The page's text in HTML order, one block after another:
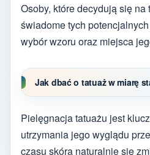
Osoby, które decydują się
świadome tych
wybór wzoru oraz miejsca
Jak dbać o tatuaż w miarę
Pielęgnacja tatuażu jest
utrzymania jego wyglądu
czasu skóra naturalnie się